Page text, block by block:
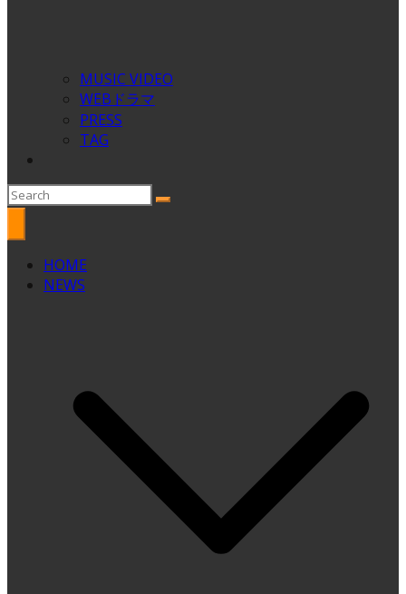
MUSIC VIDEO
WEBドラマ
PRESS
TAG
HOME
NEWS